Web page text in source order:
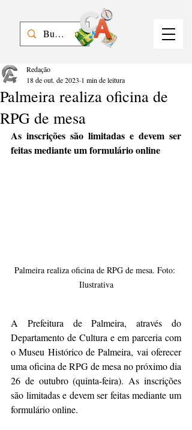
Palmeira realiza oficina de
RPG de mesa
Redação
18 de out. de 2023 1 min de leitura
As inscrições são limitadas e devem ser
feitas mediante um formulário online
Palmeira realiza oficina de RPG de mesa. Foto:
Ilustrativa
A Prefeitura de Palmeira, através do
Departamento de Cultura e em parceria com
o Museu Histórico de Palmeira, vai oferecer
uma oficina de RPG de mesa no próximo dia
26 de outubro (quinta-feira). As inscrições
são limitadas e devem ser feitas mediante um
formulário online.